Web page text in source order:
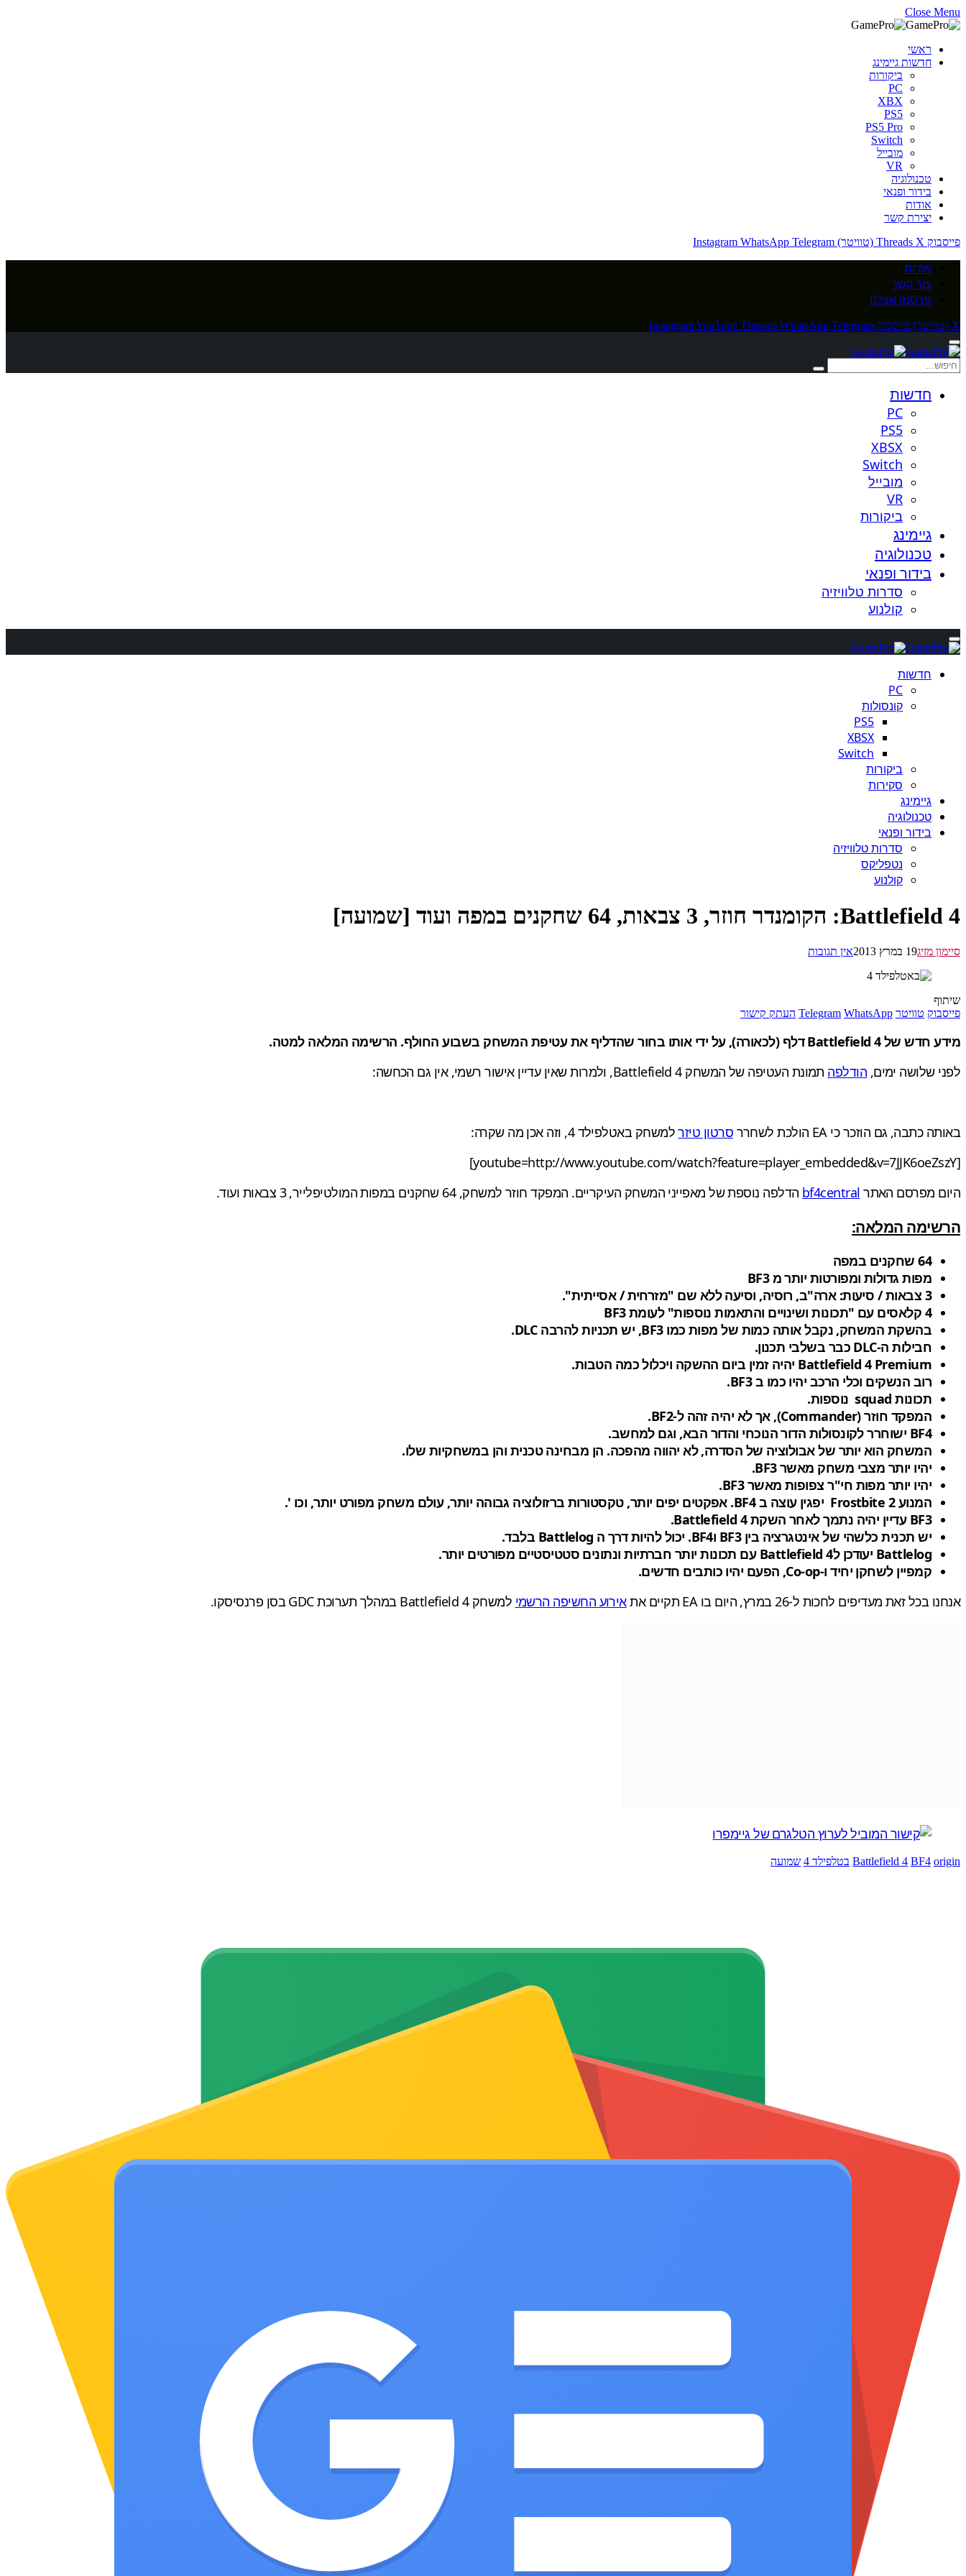
Close Menu
ראשי
חדשות גיימינג
ביקורות
PC
XBX
PS5
PS5 Pro
Switch
מובייל
VR
טכנולוגיה
בידור ופנאי
אודות
יצירת קשר
פייסבוק
Threads X (טוויטר) Instagram WhatsApp Telegram
אודות
צור קשר
פרסמו אצלנו
X (טוויטר) פייסבוק InstagramYouTube Threads WhatsApp Telegram
חדשות
PC
PS5
XBSX
Switch
מובייל
VR
ביקורות
גיימינג
טכנולוגיה
בידור ופנאי
סדרות טלוויזיה
קולנוע
חדשות
PC
קונסולות
PS5
XBSX
Switch
ביקורות
סקירות
גיימינג
טכנולוגיה
בידור ופנאי
סדרות טלוויזיה
נטפליקס
קולנוע
Battlefield 4: הקומנדר חוזר, 3 צבאות, 64 שחקנים במפה ועוד [שמועה]
סיימון מזיג19 במרץ 2013 אין תגובות
שיתוף
פייסבוק טוויטר Telegram WhatsApp העתק קישור
מידע חדש של Battlefield 4 דלף (לכאורה), על ידי אותו בחור שהדליף את עטיפת המשחק בשבוע החולף. הרשימה המלאה למטה.
לפני שלושה ימים, הודלפה תמונת העטיפה של המשחק Battlefield 4, ולמרות שאין עדיין אישור רשמי, אין גם הכחשה:
באותה כתבה, גם הוזכר כי EA הולכת לשחרר סרטון טיזרלמשחק באטלפילד 4, וזה אכן מה שקרה:
[youtube=http://www.youtube.com/watch?feature=player_embedded&v=7JJK6oeZszY]
היום מפרסם האתר bf4central הדלפה נוספת של מאפייני המשחק העיקריים. המפקד חוזר למשחק, 64 שחקנים במפות המולטיפלייר, 3 צבאות ועוד.
הרשימה המלאה:
64 שחקנים במפה
מפות גדולות ומפורטות יותר מ BF3
3 צבאות / סיעות: ארה"ב, רוסיה, וסיעה ללא שם "מזרחית / אסייתית".
4 קלאסים עם "תכונות ושינויים והתאמות נוספות" לעומת BF3
בהשקת המשחק, נקבל אותה כמות של מפות כמו BF3, יש תכניות להרבה DLC.
חבילות ה-DLC כבר בשלבי תכנון.
Battlefield 4 Premium יהיה זמין ביום ההשקה ויכלול כמה הטבות.
רוב הנשקים וכלי הרכב יהיו כמו ב BF3.
תכונות squad נוספות.
המפקד חוזר (Commander), אך לא יהיה זהה ל-BF2.
BF4 ישוחרר לקונסולות הדור הנוכחי והדור הבא, וגם למחשב.
המשחק הוא יותר של אבולוציה של הסדרה, לא יהווה מהפכה. הן מבחינה טכנית והן במשחקיות שלו.
יהיו יותר מצבי משחק מאשר BF3.
יהיו יותר מפות חי"ר צפופות מאשר BF3.
המנוע Frostbite 2 יפגין עוצה ב BF4. אפקטים יפים יותר, טקסטורות ברזולוציה גבוהה יותר, עולם משחק מפורט יותר, וכו '.
BF3 עדיין יהיה נתמך לאחר השקת 4 Battlefield.
יש תכנית כלשהי של אינטגרציה בין BF3 וBF4. יכול להיות דרך ה Battlelog בלבד.
Battlelog יעודכן לBattlefield 4 עם תכונות יותר חברתיות ונתונים סטטיסטיים מפורטים יותר.
קמפיין לשחקן יחיד ו-Co-op, הפעם יהיו כותבים חדשים.
אנחנו בכל זאת מעדיפים לחכות ל-26 במרץ, היום בו EA תקיים את
אירוע החשיפה הרשמי למשחק Battlefield 4 במהלך תערוכת GDC בסן פרנסיסקו.
Battlefield 4 BF4 origin בטלפילד 4 שמועה